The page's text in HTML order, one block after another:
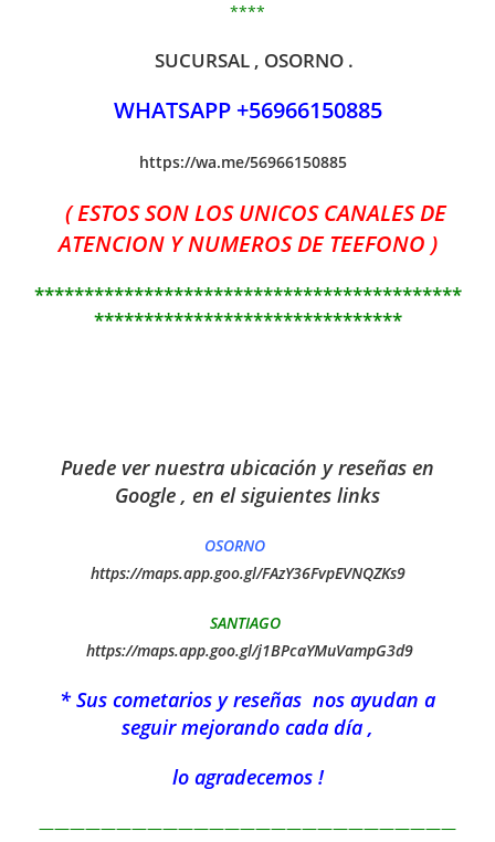
****
SUCURSAL , OSORNO .
WHATSAPP +56966150885
https://wa.me/56966150885
( ESTOS SON LOS UNICOS CANALES DE
ATENCION Y NUMEROS DE TEEFONO )
*******************************************
*******************************
Puede ver nuestra ubicación y reseñas en
Google , en el siguientes links
OSORNO
https://maps.app.goo.gl/FAzY36FvpEVNQZKs9
SANTIAGO
https://maps.app.goo.gl/j1BPcaYMuVampG3d9
* Sus cometarios y reseñas nos ayudan a
seguir mejorando cada día ,
lo agradecemos !
———————————————————————————